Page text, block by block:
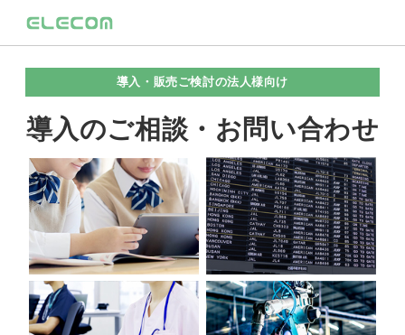
導入・販売ご検討の法人様向け
導入のご相談・お問い合わせ